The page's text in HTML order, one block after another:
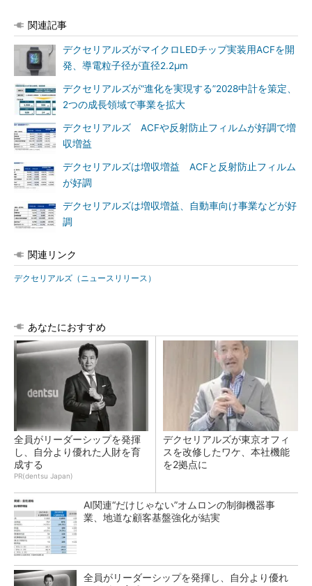
関連記事
デクセリアルズがマイクロLEDチップ実装用ACFを開
発、導電粒子径が直径2.2μm
デクセリアルズが“進化を実現する”2028中計を策定、
2つの成長領域で事業を拡大
デクセリアルズ ACFや反射防止フィルムが好調で増
収増益
デクセリアルズは増収増益 ACFと反射防止フィルム
が好調
デクセリアルズは増収増益、自動車向け事業などが好
調
関連リンク
デクセリアルズ（ニュースリリース）
あなたにおすすめ
全員がリーダーシップを発揮
し、自分より優れた人財を育
成する
PR(dentsu Japan)
デクセリアルズが東京オフィ
スを改修したワケ、本社機能
を2拠点に
AI関連“だけじゃない”オムロンの制御機器事
業、地道な顧客基盤強化が結実
全員がリーダーシップを発揮し、自分より優れ